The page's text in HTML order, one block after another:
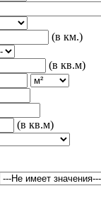
(в км.)
(в кв.м)
(в кв.м)